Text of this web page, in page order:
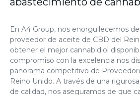
En A4 Group, nos enorgullecemos
proveedor de aceite de CBD del
obtener el mejor cannabidiol
compromiso con la excelencia nos
panorama competitivo de
Reino Unido. A través de una
de calidad, nos aseguramos de que